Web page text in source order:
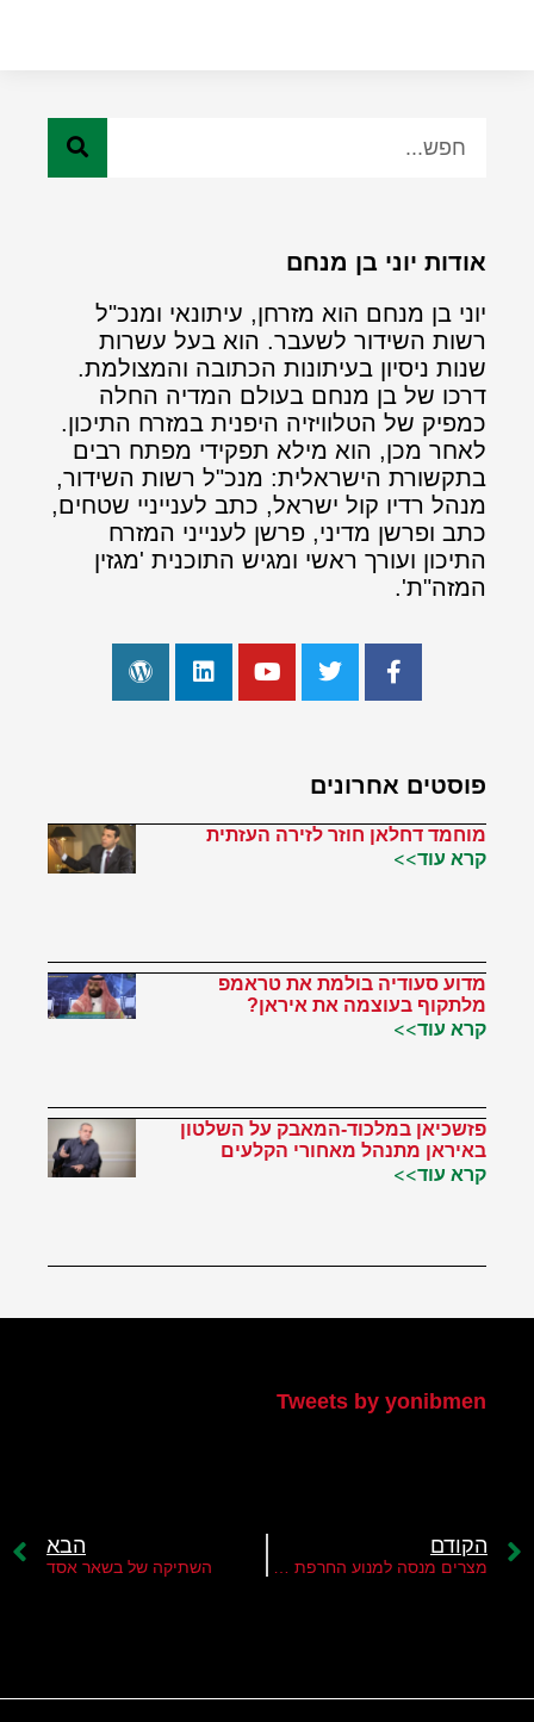
אודות יוני בן מנחם
יוני בן מנחם הוא מזרחן, עיתונאי ומנכ"ל
רשות השידור לשעבר. הוא בעל עשרות
שנות ניסיון בעיתונות הכתובה והמצולמת.
דרכו של בן מנחם בעולם המדיה החלה
כמפיק של הטלוויזיה היפנית במזרח התיכון.
לאחר מכן, הוא מילא תפקידי מפתח רבים
בתקשורת הישראלית: מנכ"ל רשות השידור,
מנהל רדיו קול ישראל, כתב לענייניי שטחים,
כתב ופרשן מדיני, פרשן לענייני המזרח
התיכון ועורך ראשי ומגיש התוכנית 'מגזין
המזה"ת'.
פוסטים אחרונים
מוחמד דחלאן חוזר לזירה העזתית
קרא עוד>>
מדוע סעודיה בולמת את טראמפ
מלתקוף בעוצמה את איראן?
קרא עוד>>
פזשכיאן במלכוד-המאבק על השלטון
באיראן מתנהל מאחורי הקלעים
קרא עוד>>
Tweets by yonibmen
הקודם הבא
השתיקה של בשאר אסד